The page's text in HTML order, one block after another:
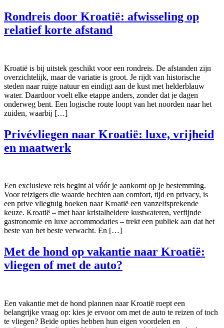
Rondreis door Kroatië: afwisseling op
relatief korte afstand
Kroatië is bij uitstek geschikt voor een rondreis. De afstanden zijn
overzichtelijk, maar de variatie is groot. Je rijdt van historische
steden naar ruige natuur en eindigt aan de kust met helderblauw
water. Daardoor voelt elke etappe anders, zonder dat je dagen
onderweg bent. Een logische route loopt van het noorden naar het
zuiden, waarbij […]
Privévliegen naar Kroatië: luxe, vrijheid
en maatwerk
Een exclusieve reis begint al vóór je aankomt op je bestemming.
Voor reizigers die waarde hechten aan comfort, tijd en privacy, is
een prive vliegtuig boeken naar Kroatië een vanzelfsprekende
keuze. Kroatië – met haar kristalheldere kustwateren, verfijnde
gastronomie en luxe accommodaties – trekt een publiek aan dat het
beste van het beste verwacht. En […]
Met de hond op vakantie naar Kroatië:
vliegen of met de auto?
Een vakantie met de hond plannen naar Kroatië roept een
belangrijke vraag op: kies je ervoor om met de auto te reizen of toch
te vliegen? Beide opties hebben hun eigen voordelen en